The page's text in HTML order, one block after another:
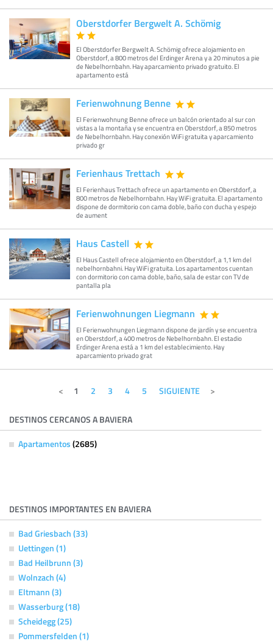
Oberstdorfer Bergwelt A. Schömig
El Oberstdorfer Bergwelt A. Schömig ofrece alojamiento en
Oberstdorf, a 800 metros del Erdinger Arena y a 20 minutos a pie
de Nebelhornbahn. Hay aparcamiento privado gratuito. El
apartamento está
Ferienwohnung Benne
El Ferienwohnung Benne ofrece un balcón orientado al sur con
vistas a la montaña y se encuentra en Oberstdorf, a 850 metros
de Nebelhornbahn. Hay conexión WiFi gratuita y aparcamiento
privado gr
Ferienhaus Trettach
El Ferienhaus Trettach ofrece un apartamento en Oberstdorf, a
800 metros de Nebelhornbahn. Hay WiFi gratuita. El apartamento
dispone de dormitorio con cama doble, baño con ducha y espejo
de aument
Haus Castell
El Haus Castell ofrece alojamiento en Oberstdorf, a 1,1 km del
nebelhornbahni. Hay WiFi gratuita. Los apartamentos cuentan
con dormitorio con cama doble, baño, sala de estar con TV de
pantalla pla
Ferienwohnungen Liegmann
El Ferienwohnungen Liegmann dispone de jardín y se encuentra
en Oberstdorf, a 400 metros de Nebelhornbahn. El estadio
Erdinger Arena está a 1 km del establecimiento. Hay
aparcamiento privado grat
1 2 3 4 5 SIGUIENTE
DESTINOS CERCANOS A BAVIERA
Apartamentos (2685)
DESTINOS IMPORTANTES EN BAVIERA
Bad Griesbach (33)
Uettingen (1)
Bad Heilbrunn (3)
Wolnzach (4)
Eltmann (3)
Wasserburg (18)
Scheidegg (25)
Pommersfelden (1)